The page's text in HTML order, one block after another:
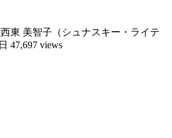
西東 美智子（シュナスキー・ライテ
47,697 views